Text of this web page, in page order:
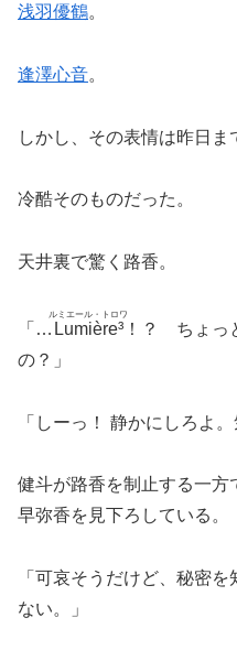
浅羽優鶴。
逢澤心音。
しかし、その表情は昨日ま
冷酷そのものだった。
天井裏で驚く路香。
「… Lumière³
ルミエール・トロワ
！？ ちょっ
の？」
「しーっ！ 静かにしろよ
健斗が路香を制止する一
早弥香を見下ろしている。
「可哀そうだけど、秘密
ない。」